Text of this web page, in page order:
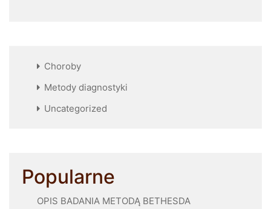
Choroby
Metody diagnostyki
Uncategorized
Popularne
OPIS BADANIA METODĄ BETHESDA